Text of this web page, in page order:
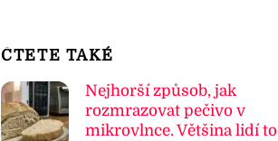
ČTETE TAKÉ
Nejhorší způsob, jak
rozmrazovat pečivo v
mikrovlnce. Většina lidí to